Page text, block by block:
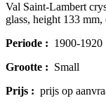
Val Saint-Lambert
glass, height 133
Periode : 1900-1920
Grootte : Small
Prijs : prijs op